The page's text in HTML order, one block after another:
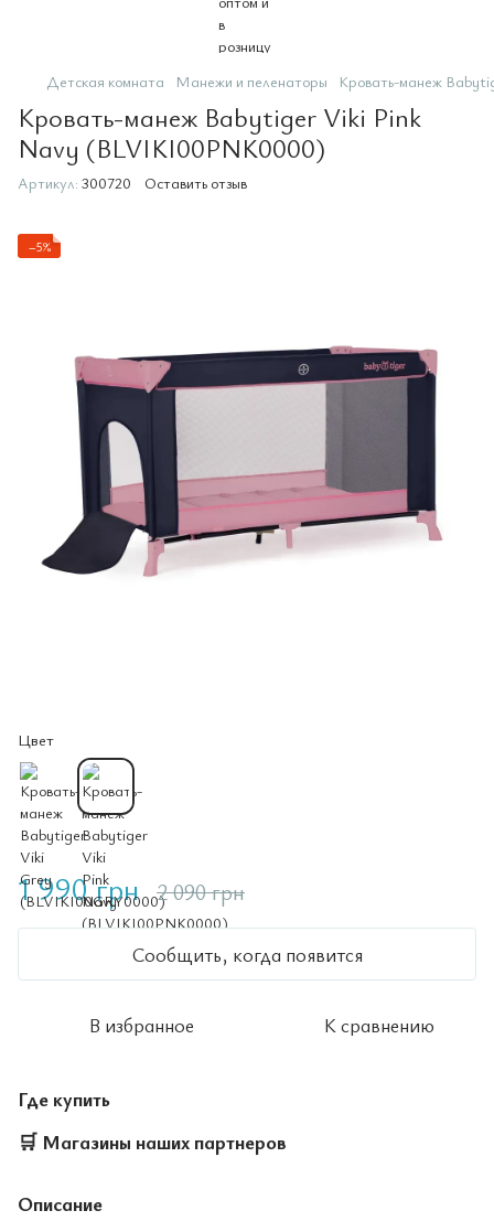
Детская комната Манежи и пеленаторы Кровать-манеж
Кровать-манеж Babytiger Viki Pink
Navy (BLVIKI00PNK0000)
Артикул: 300720 Оставить отзыв
−5%
Цвет
1 990 грн 2 090 грн
Сообщить, когда появится
В избранное К сравнению
Где купить
🛒 Магазины наших партнеров
Описание